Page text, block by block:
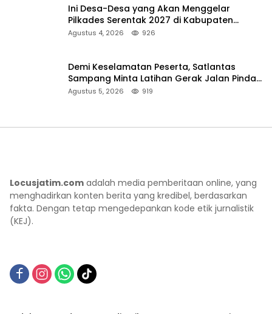
Ini Desa-Desa yang Akan Menggelar
Pilkades Serentak 2027 di Kabupaten
Sumenep
Agustus 4, 2026 926
Demi Keselamatan Peserta, Satlantas
Sampang Minta Latihan Gerak Jalan Pindah
ke Lokasi Aman
Agustus 5, 2026 919
Locusjatim.com adalah media pemberitaan online, yang
menghadirkan konten berita yang kredibel, berdasarkan
fakta. Dengan tetap mengedepankan kode etik jurnalistik
(KEJ).